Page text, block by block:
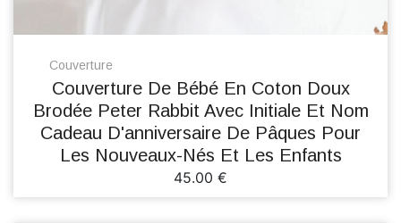
Couverture
Couverture De Bébé En Coton Doux
Brodée Peter Rabbit Avec Initiale Et Nom
Cadeau D'anniversaire De Pâques Pour
Les Nouveaux-Nés Et Les Enfants
45.00 €